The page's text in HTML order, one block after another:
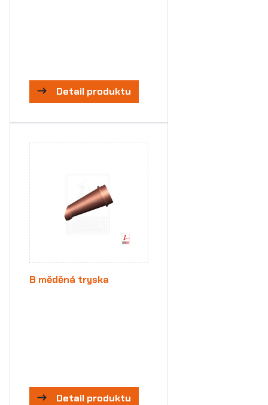
Detail produktu
B měděná tryska
Detail produktu